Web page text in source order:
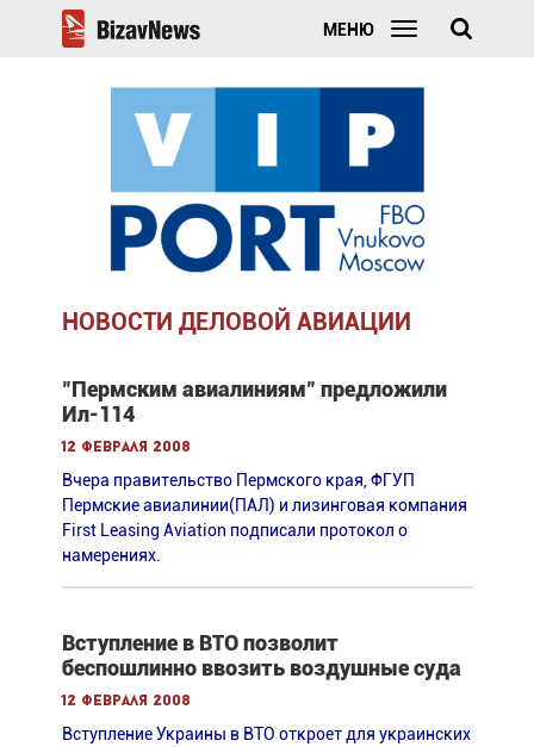
МЕНЮ
НОВОСТИ ДЕЛОВОЙ АВИАЦИИ
"Пермским авиалиниям" предложили
Ил-114
12 февраля 2008
Вчера правительство Пермского края, ФГУП
Пермские авиалинии(ПАЛ) и лизинговая компания
First Leasing Aviation подписали протокол о
намерениях.
Вступление в ВТО позволит
беспошлинно ввозить воздушные суда
12 февраля 2008
Вступление Украины в ВТО откроет для украинских